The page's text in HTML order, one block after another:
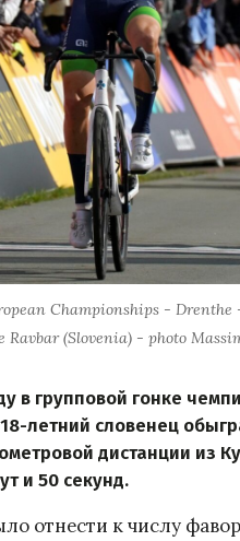
Championships -
Ravbar (Slovenia) - photo
в групповой гонке
летний словенец
дистанции из
и 50 секунд.
отнести к числу